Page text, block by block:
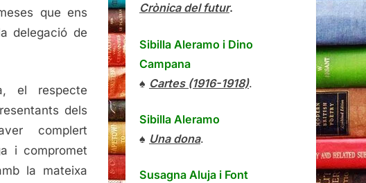
que ens
delegació de
el respecte
dels
complert
i compromet
la mateixa
Crònica del futur.
Sibilla Aleramo i Dino
Campana
♠ Cartes (1916-1918).
Sibilla Aleramo
♠ Una dona.
Susagna Aluja i Font